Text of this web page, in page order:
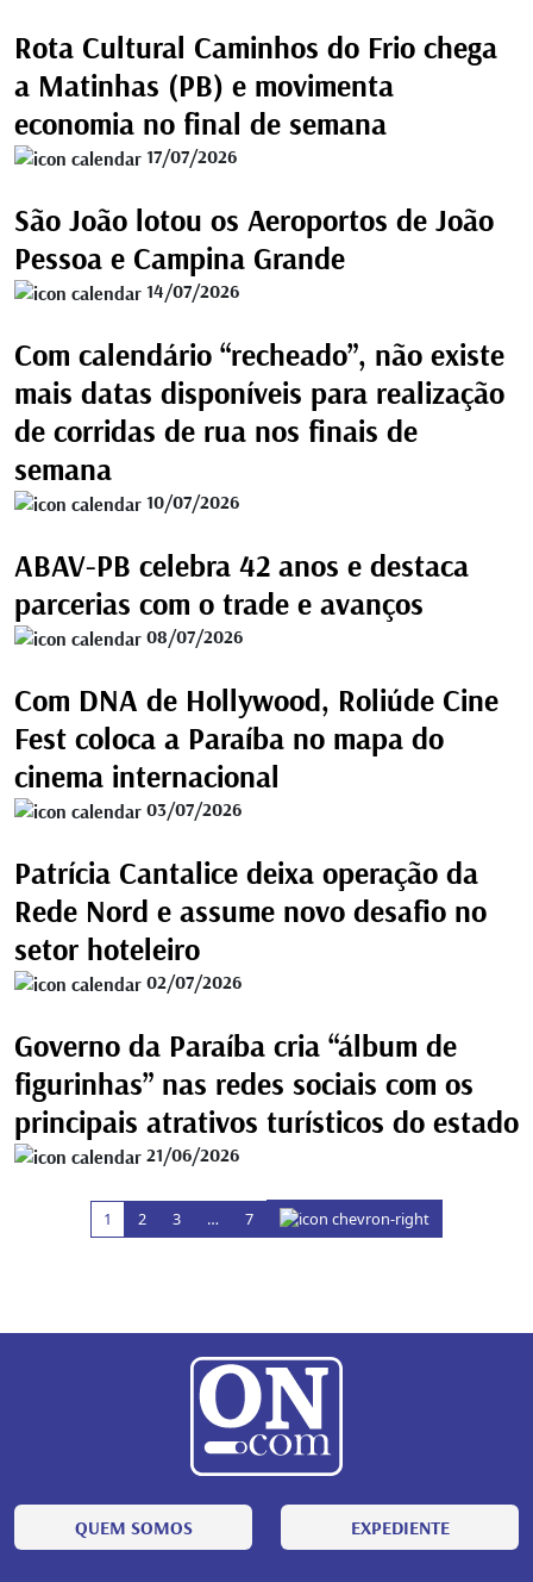
Rota Cultural Caminhos do Frio chega
a Matinhas (PB) e movimenta
economia no final de semana
17/07/2026
São João lotou os Aeroportos de João
Pessoa e Campina Grande
14/07/2026
Com calendário “recheado”, não existe
mais datas disponíveis para realização
de corridas de rua nos finais de
semana
10/07/2026
ABAV-PB celebra 42 anos e destaca
parcerias com o trade e avanços
08/07/2026
Com DNA de Hollywood, Roliúde Cine
Fest coloca a Paraíba no mapa do
cinema internacional
03/07/2026
Patrícia Cantalice deixa operação da
Rede Nord e assume novo desafio no
setor hoteleiro
02/07/2026
Governo da Paraíba cria “álbum de
figurinhas” nas redes sociais com os
principais atrativos turísticos do estado
21/06/2026
1 2 3 … 7
QUEM SOMOS EXPEDIENTE